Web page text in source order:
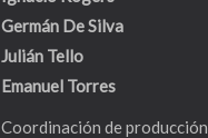
Germán De Silva
Julián Tello
Emanuel Torres
Coordinación de producción